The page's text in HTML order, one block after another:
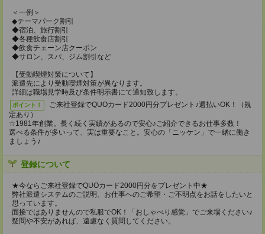
＜一例＞
◆テーマパーク割引
◆宿泊、旅行割引
◆各種飲食店割引
◆飲食チェーン店クーポン
◆サロン、スパ、ジム割引など
【受動喫煙対策について】
派遣先により受動喫煙対策が異なります。
詳細は職場見学時及び条件明示書にて通知致します。
ポイント！
ご来社登録でQUOカード2000円分プレゼント♪週払いOK！（規
定あり）
☆1981年創業。長く続く実績があるので安心♪ご紹介できるお仕事多数！
選べる条件が多いって、実は重要なこと。安心の「ニッケン」で一緒に働き
ましょう♪
登録について
★今ならご来社登録でQUOカード2000円分をプレゼント中★
弊社派遣システムのご説明、お仕事へのご希望・ご不明点をお話をしたいと
思っています。
面接ではありませんので私服でOK！「おしゃべり感覚」でご来場ください♪
疑問や不安があれば、遠慮なく質問してください。